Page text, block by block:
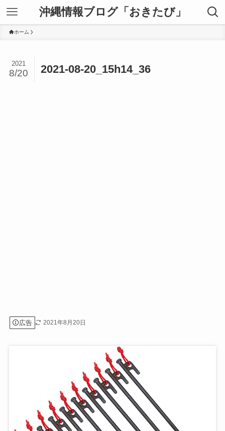
沖縄情報ブログ「おきたび」
ホーム
2021-08-20_15h14_36
2021
8/20
広告 2021年8月20日